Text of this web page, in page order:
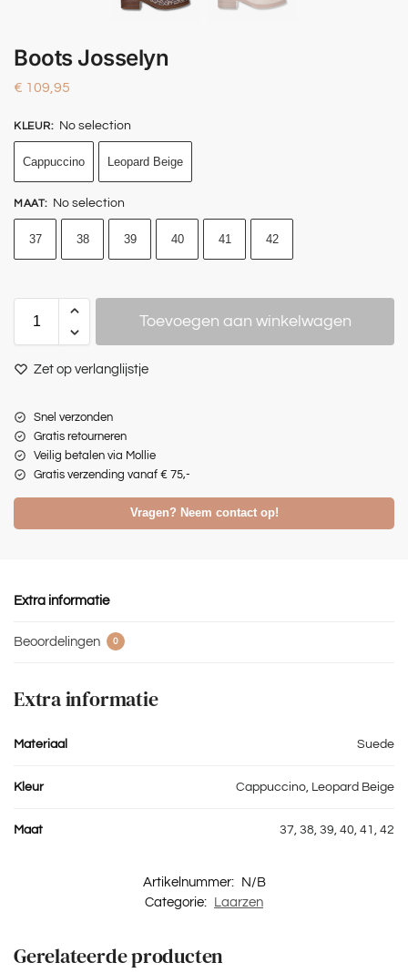
Boots Josselyn
€ 109,95
KLEUR: No selection
Cappuccino Leopard Beige
MAAT: No selection
37 38 39 40 41 42
Toevoegen aan winkelwagen
Zet op verlanglijstje
Snel verzonden
Gratis retourneren
Veilig betalen via Mollie
Gratis verzending vanaf € 75,-
Vragen? Neem contact op!
Extra informatie
Beoordelingen 0
Extra informatie
Materiaal Suede
Kleur Cappuccino, Leopard Beige
Maat 37, 38, 39, 40, 41, 42
Artikelnummer:
N/B
Categorie:
Laarzen
Gerelateerde producten